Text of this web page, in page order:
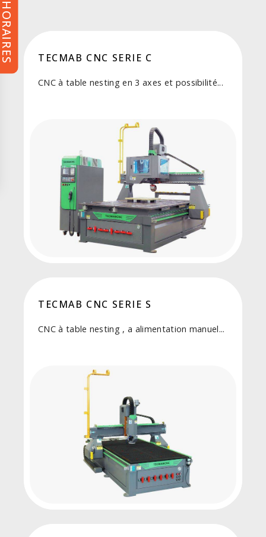
TECMAB CNC SERIE C
CNC à table nesting en 3 axes et possibilité...
TECMAB CNC SERIE S
CNC à table nesting , a alimentation manuel...